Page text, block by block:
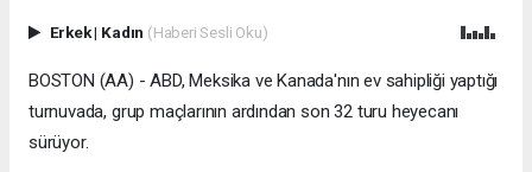
Erkek| Kadın (Haberi Sesli Oku)
BOSTON (AA) - ABD, Meksika ve Kanada'nın ev sahipliği yaptığı
turnuvada, grup maçlarının ardından son 32 turu heyecanı
sürüyor.